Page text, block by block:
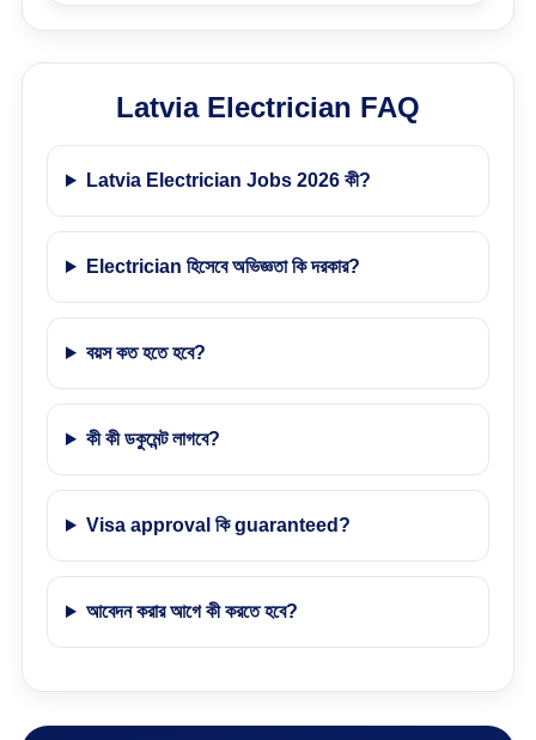
Latvia Electrician FAQ
Latvia Electrician Jobs 2026 কী?
Electrician হিসেবে অভিজ্ঞতা কি দরকার?
বয়স কত হতে হবে?
কী কী ডকুমেন্ট লাগবে?
Visa approval কি guaranteed?
আবেদন করার আগে কী করতে হবে?